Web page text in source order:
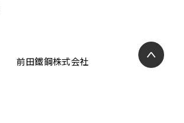
前田鐵鋼株式会社